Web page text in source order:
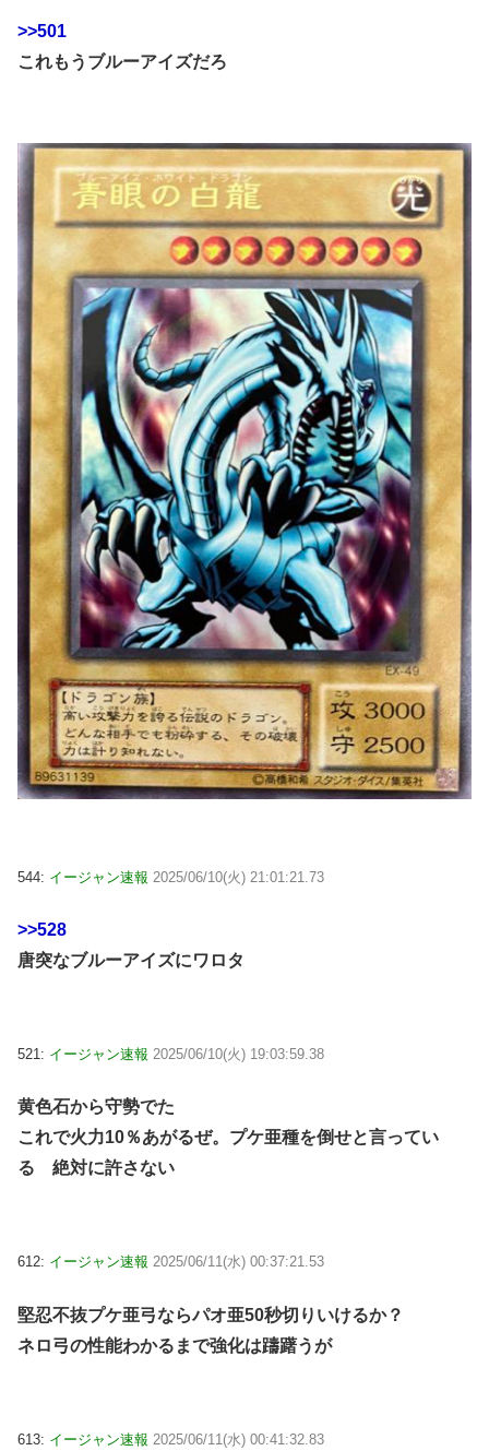
>>501
これもうブルーアイズだろ
544: イージャン速報 2025/06/10(火) 21:01:21.73
>>528
唐突なブルーアイズにワロタ
521: イージャン速報 2025/06/10(火) 19:03:59.38
黄色石から守勢でた
これで火力10％あがるぜ。プケ亜種を倒せと言ってい
る 絶対に許さない
612: イージャン速報 2025/06/11(水) 00:37:21.53
堅忍不抜プケ亜弓ならパオ亜50秒切りいけるか？
ネロ弓の性能わかるまで強化は躊躇うが
613: イージャン速報 2025/06/11(水) 00:41:32.83